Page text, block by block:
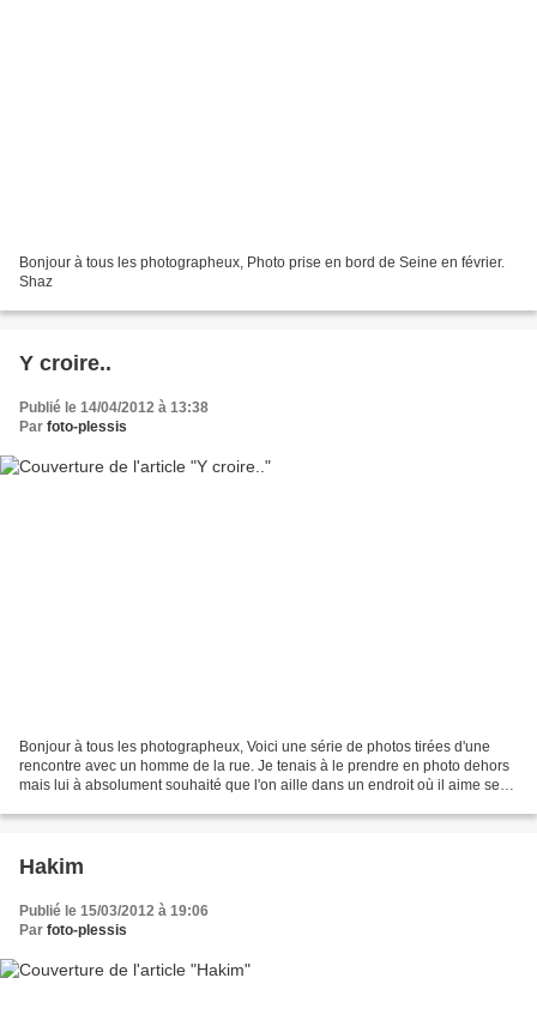
Bonjour à tous les photographeux, Photo prise en bord de Seine en février.
Shaz
Y croire..
Publié le 14/04/2012 à 13:38
Par foto-plessis
Bonjour à tous les photographeux, Voici une série de photos tirées d'une
rencontre avec un homme de la rue. Je tenais à le prendre en photo dehors
mais lui à absolument souhaité que l'on aille dans un endroit où il aime se
Hakim
Publié le 15/03/2012 à 19:06
Par foto-plessis